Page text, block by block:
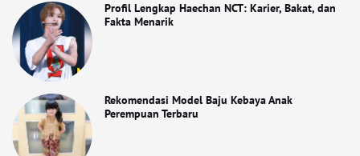
Profil Lengkap Haechan NCT: Karier, Bakat, dan
Fakta Menarik
Rekomendasi Model Baju Kebaya Anak
Perempuan Terbaru